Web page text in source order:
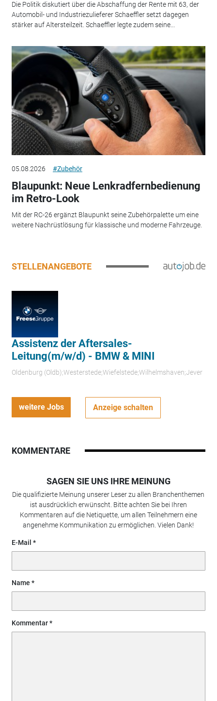
Die Politik diskutiert über die Abschaffung der Rente mit 63, der
Automobil- und Industriezulieferer Schaeffler setzt dagegen
stärker auf Altersteilzeit. Schaeffler legte zudem seine...
05.08.2026 #Zubehör
Blaupunkt: Neue Lenkradfernbedienung
im Retro-Look
Mit der RC-26 ergänzt Blaupunkt seine Zubehörpalette um eine
weitere Nachrüstlösung für klassische und moderne Fahrzeuge.
STELLENANGEBOTE
Assistenz der Aftersales-
Leitung(m/w/d) - BMW & MINI
Oldenburg (Oldb);Westerstede;Wiefelstede;Wilhelmshaven;Jever
weitere Jobs Anzeige schalten
KOMMENTARE
SAGEN SIE UNS IHRE MEINUNG
Die qualifizierte Meinung unserer Leser zu allen Branchenthemen
ist ausdrücklich erwünscht. Bitte achten Sie bei Ihren
Kommentaren auf die Netiquette, um allen Teilnehmern eine
angenehme Kommunikation zu ermöglichen. Vielen Dank!
E-Mail
Name
Kommentar